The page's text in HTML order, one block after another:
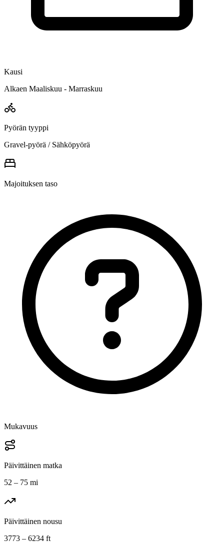
Kausi
Alkaen Maaliskuu - Marraskuu
Pyörän tyyppi
Gravel-pyörä / Sähköpyörä
Majoituksen taso
Mukavuus
Päivittäinen matka
52 – 75 mi
Päivittäinen nousu
3773 – 6234 ft